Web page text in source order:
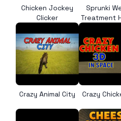
Chicken Jockey
Clicker
Sprunki
Treatment
Crazy Animal City Crazy